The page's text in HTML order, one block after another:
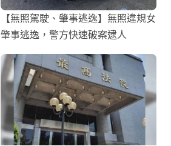
【無照駕駛、肇事逃逸】無照違規女
肇事逃逸，警方快速破案逮人